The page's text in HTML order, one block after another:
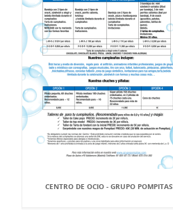
CENTRO DE OCIO - GRUPO POMPITAS